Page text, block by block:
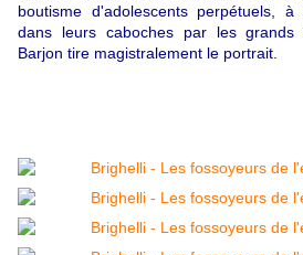
boutisme d'adolescents perpétuels,
dans leurs caboches par les grands
Barjon tire magistralement le portrait.